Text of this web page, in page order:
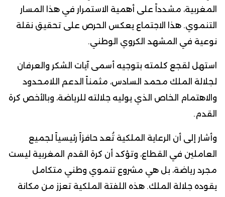
المغربية، مشدداً على أهمية الاستمرار في هذا المسار
التنموي. هذا الاجتماع يعكس الحرص على تحقيق نقلة
نوعية في المشهد الكروي الوطني.
استهل لقجع كلمته بتوجيه أسمى آيات الشكر والعرفان
لجلالة الملك محمد السادس، مثمناً الدعم اللامحدود
والاهتمام الخاص الذي يوليه جلالته للرياضة، وبالأخص كرة
القدم.
وأشار إلى أن الرعاية الملكية تُعد حافزاً رئيسياً لجميع
العاملين في القطاع، وتؤكد أن كرة القدم المغربية ليست
مجرد رياضة، بل هي مشروع تنموي وطني متكامل
يقوده جلالة الملك. هذه اللفتة الملكية تعزز من مكانة